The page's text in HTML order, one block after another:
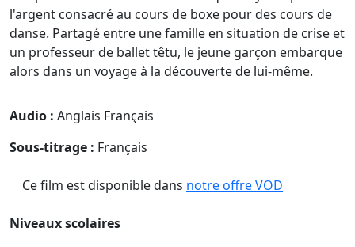
l'argent consacré au cours de boxe pour des cours de
danse. Partagé entre une famille en situation de crise et
un professeur de ballet têtu, le jeune garçon embarque
alors dans un voyage à la découverte de lui-même.
Audio : Anglais Français
Sous-titrage : Français
Ce film est disponible dans notre offre VOD
Niveaux scolaires